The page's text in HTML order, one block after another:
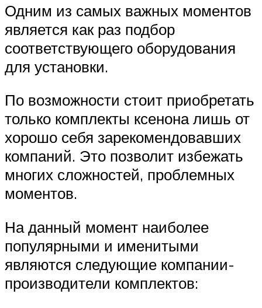
Одним из самых важных моментов
является как раз подбор
соответствующего оборудования
для установки.
По возможности стоит приобретать
только комплекты ксенона лишь от
хорошо себя зарекомендовавших
компаний. Это позволит избежать
многих сложностей, проблемных
моментов.
На данный момент наиболее
популярными и именитыми
являются следующие компании-
производители комплектов: